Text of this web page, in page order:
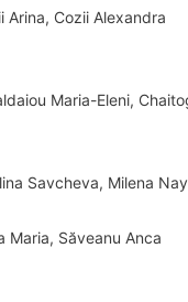
Arina, Cozii Alexandra
Maria-Eleni,
Savcheva, Milena
Maria, Săveanu Anca